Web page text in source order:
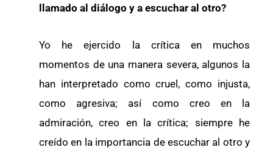
llamado al diálogo y a escuchar al otro?
Yo he ejercido la crítica en muchos
momentos de una manera severa, algunos la
han interpretado como cruel, como injusta,
como agresiva; así como creo en la
admiración, creo en la crítica; siempre he
creído en la importancia de escuchar al otro y